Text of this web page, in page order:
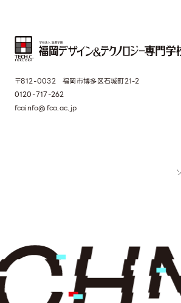
〒812-0032 福岡市博多区石城町21-2
0120-717-262
fcainfo@fca.ac.jp